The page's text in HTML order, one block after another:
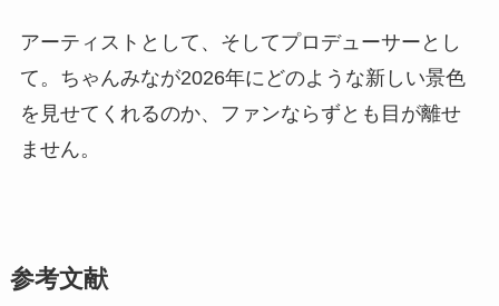
アーティストとして、そしてプロデューサーとし
て。ちゃんみなが2026年にどのような新しい景色
を見せてくれるのか、ファンならずとも目が離せ
ません。
参考文献